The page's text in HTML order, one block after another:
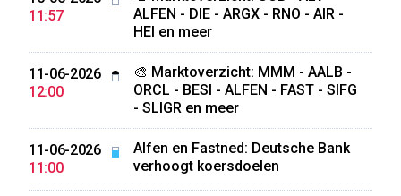
11:57
ALFEN - DIE - ARGX - RNO - AIR -
HEI en meer
11-06-2026
12:00
🎨 Marktoverzicht: MMM - AALB -
ORCL - BESI - ALFEN - FAST - SIFG
- SLIGR en meer
11-06-2026
11:00
Alfen en Fastned: Deutsche Bank
verhoogt koersdoelen